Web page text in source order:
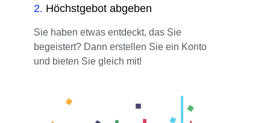
2. Höchstgebot abgeben
Sie haben etwas entdeckt, das Sie
begeistert? Dann erstellen Sie ein Konto
und bieten Sie gleich mit!